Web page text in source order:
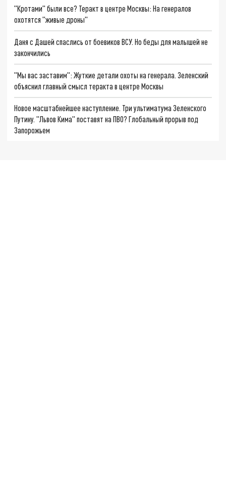
"Кротами" были все? Теракт в центре Москвы: На генералов
охотятся "живые дроны"
Даня с Дашей спаслись от боевиков ВСУ. Но беды для малышей не
закончились
"Мы вас заставим": Жуткие детали охоты на генерала. Зеленский
объяснил главный смысл теракта в центре Москвы
Новое масштабнейшее наступление. Три ультиматума Зеленского
Путину. "Львов Кима" поставят на ПВО? Глобальный прорыв под
Запорожьем